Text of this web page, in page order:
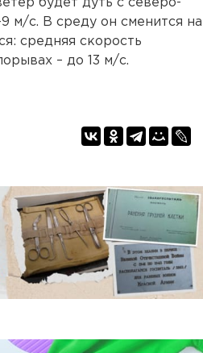
будет дуть с северо-
м/с. В среду он сменится на
средняя скорость
– до 13 м/с.